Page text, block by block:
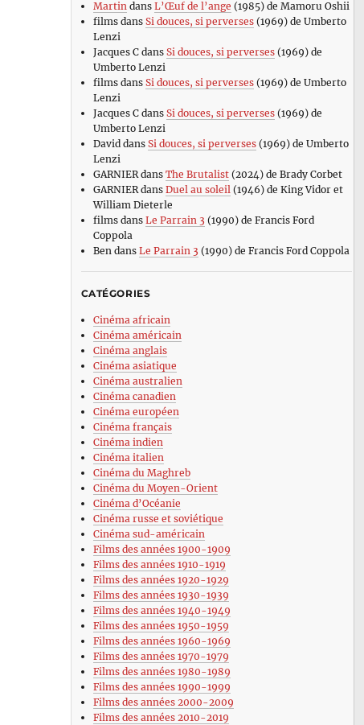
Martin dans L’Œuf de l’ange (1985) de Mamoru Oshii
filmsdans Si douces, si perverses(1969) de Umberto
Lenzi
Jacques Cdans Si douces, si perverses(1969) de
Umberto Lenzi
filmsdans Si douces, si perverses(1969) de Umberto
Lenzi
Jacques Cdans Si douces, si perverses(1969) de
Umberto Lenzi
David dans Si douces, si perverses(1969) de Umberto
Lenzi
GARNIERdans The Brutalist(2024) de Brady Corbet
GARNIERdans Duel au soleil (1946) de King Vidor et
William Dieterle
filmsdans Le Parrain 3 (1990) de Francis Ford
Coppola
Ben dans Le Parrain 3 (1990) de Francis Ford Coppola
CATÉGORIES
Cinéma africain
Cinéma américain
Cinéma anglais
Cinéma asiatique
Cinéma australien
Cinéma canadien
Cinéma européen
Cinéma français
Cinéma indien
Cinéma italien
Cinéma du Maghreb
Cinéma du Moyen-Orient
Cinéma d’Océanie
Cinéma russe et soviétique
Cinéma sud-américain
Films des années 1900-1909
Films des années 1910-1919
Films des années 1920-1929
Films des années 1930-1939
Films des années 1940-1949
Films des années 1950-1959
Films des années 1960-1969
Films des années 1970-1979
Films des années 1980-1989
Films des années 1990-1999
Films des années 2000-2009
Films des années 2010-2019